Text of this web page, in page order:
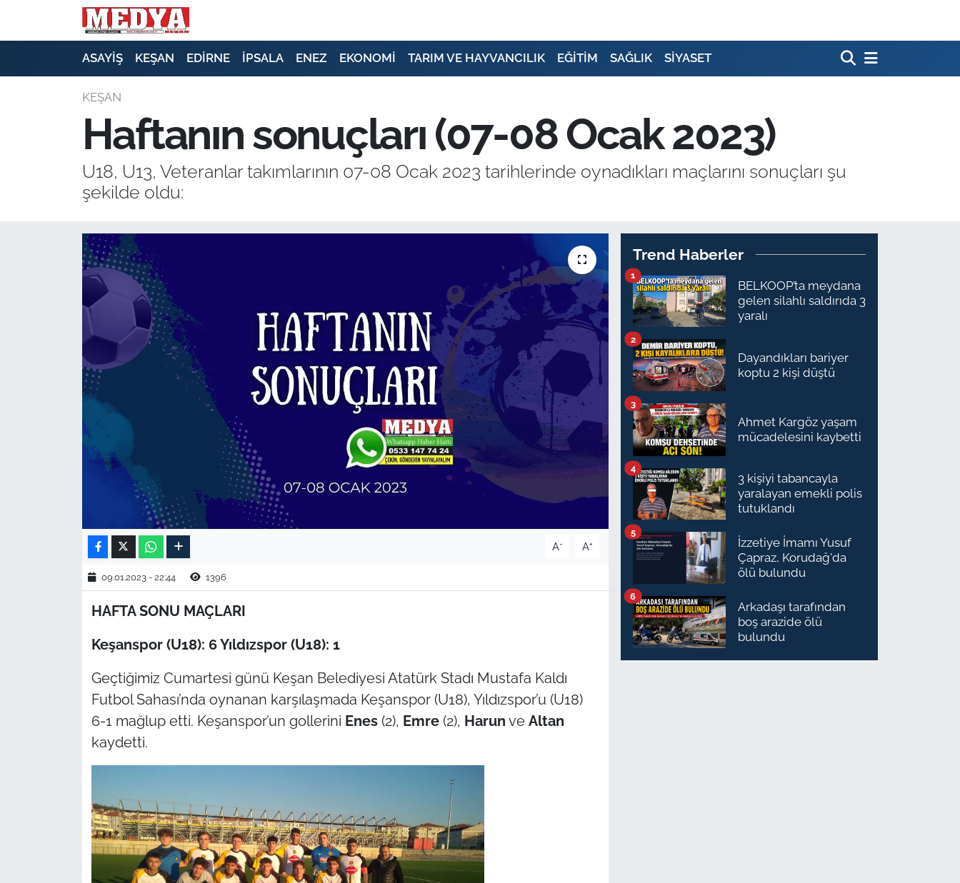
ASAYİŞ KEŞAN EDİRNE İPSALA ENEZ EKONOMİ TARIM VE HAYVANCILIK EĞİTİM SAĞLIK SİYASET
KEŞAN
Haftanın sonuçları (07-08 Ocak 2023)
U18, U13, Veteranlar takımlarının 07-08 Ocak 2023 tarihlerinde oynadıkları maçlarını sonuçları şu
şekilde oldu:
A- A+
09.01.2023 - 22:44 1396
HAFTA SONU MAÇLARI
Keşanspor (U18): 6 Yıldızspor (U18): 1
Geçtiğimiz Cumartesi günü Keşan Belediyesi Atatürk Stadı Mustafa Kaldı
Futbol Sahası’nda oynanan karşılaşmada Keşanspor (U18), Yıldızspor’u (U18)
6-1 mağlup etti. Keşanspor’un gollerini Enes(2), Emre(2), Harun ve Altan
kaydetti.
Trend Haberler
BELKOOP’ta meydana
gelen silahlı saldırıda 3
yaralı
1
Dayandıkları bariyer
koptu 2 kişi düştü
2
Ahmet Kargöz yaşam
mücadelesini kaybetti
3
3 kişiyi tabancayla
yaralayan emekli polis
tutuklandı
4
İzzetiye İmamı Yusuf
Çapraz, Korudağ'da
ölü bulundu
5
Arkadaşı tarafından
boş arazide ölü
bulundu
6
E-GAZETE
SİYASET
GÜNDEM
EKONOMİ
SAĞLIK
EĞİTİM
TARIM VE HAYVANCILIK
KÜLTÜR SANAT
RESMİ İLAN
EDİRNE
ÇANAKKALE
TÜRKİYE
Flaş Haber